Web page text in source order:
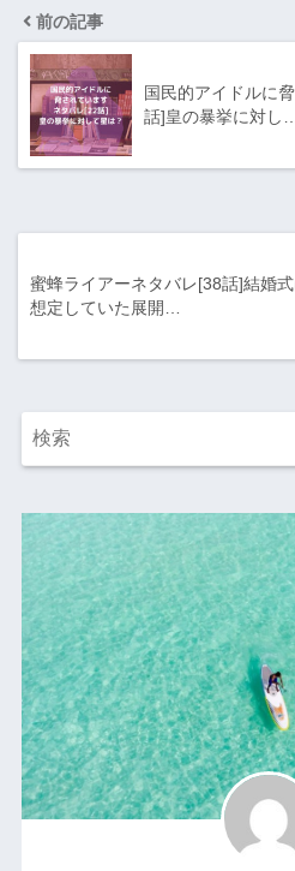
前の記事
国民的アイドルに
話]皇の暴挙に対し…
蜜蜂ライアーネタバレ[38話]結婚
想定していた展開…